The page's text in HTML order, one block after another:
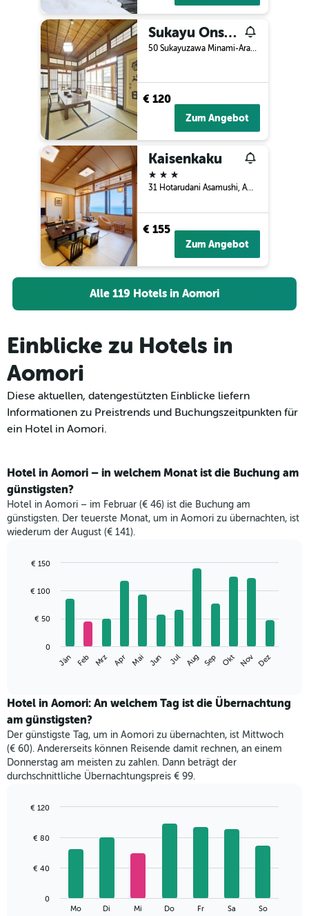
Sukayu Onsen Ryokan
50 Sukayuzawa Minami-Arakawa, Aomori, Japan
€ 120
Zum Angebot
Kaisenkaku
3 Sterne
31 Hotarudani Asamushi, Aomori, Japan
€ 155
Zum Angebot
Alle 119 Hotels in Aomori
Einblicke zu Hotels in
Aomori
Diese aktuellen, datengestützten Einblicke liefern
Informationen zu Preistrends und Buchungszeitpunkten für
ein Hotel in Aomori.
Hotel in Aomori – in welchem Monat ist die Buchung am
günstigsten?
Hotel in Aomori – im Februar (€ 46) ist die Buchung am
günstigsten. Der teuerste Monat, um in Aomori zu übernachten, ist
wiederum der August (€ 141).
chart
bars.
folgende
den
durchschnittlichen
Zimmerpreis
im
jeweiligen
Monat
an.
Diagramm
die
Monate
graphic.
Jän Feb Mrz Apr Mai Jun Jul Aug Sep Okt Nov Dez
0
€ 50
€ 100
€ 150
Hotel in Aomori: An welchem Tag ist die Übernachtung
am günstigsten?
Der günstigste Tag, um in Aomori zu übernachten, ist Mittwoch
(€ 60). Andererseits können Reisende damit rechnen, an einem
Donnerstag am meisten zu zahlen. Dann beträgt der
durchschnittliche Übernachtungspreis € 99.
with
bars.
folgende
Mo Di Mi Do Fr Sa So
0
€ 40
€ 80
€ 120